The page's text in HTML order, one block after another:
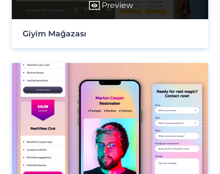
Preview
Giyim Mağazası